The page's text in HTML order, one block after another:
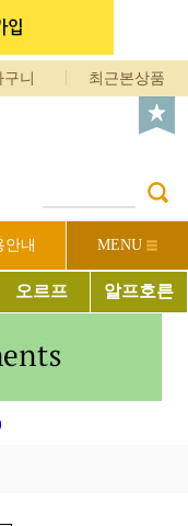
니 최근본상품
안내 MENU
오르프 알프호른